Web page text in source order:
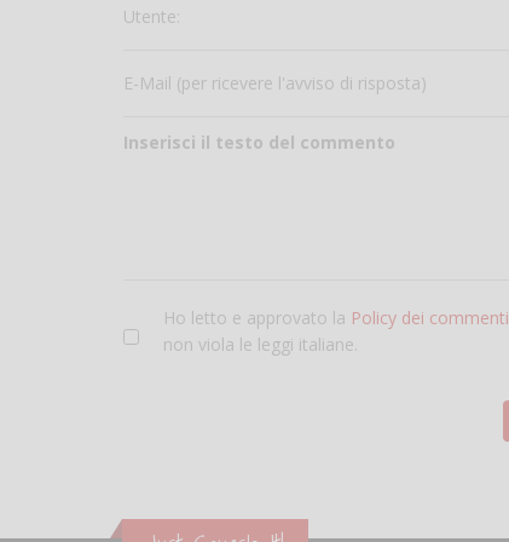
Utente:
E-Mail (per ricevere l'avviso di risposta)
Inserisci il testo del commento
Ho letto e approvato la Policy dei commenti
non viola le leggi italiane.